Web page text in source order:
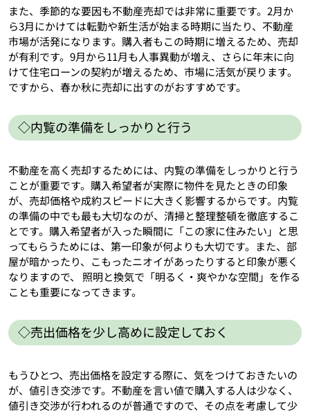
また、季節的な要因も不動産売却では非常に重要です。2月か
ら3月にかけては転勤や新生活が始まる時期に当たり、不動産
市場が活発になります。購入者もこの時期に増えるため、売却
が有利です。9月から11月も人事異動が増え、さらに年末に向
けて住宅ローンの契約が増えるため、市場に活気が戻ります。
ですから、春か秋に売却に出すのがおすすめです。
◇内覧の準備をしっかりと行う
不動産を高く売却するためには、内覧の準備をしっかりと行う
ことが重要です。購入希望者が実際に物件を見たときの印象
が、売却価格や成約スピードに大きく影響するからです。内覧
の準備の中でも最も大切なのが、清掃と整理整頓を徹底するこ
とです。購入希望者が入った瞬間に「この家に住みたい」と思
ってもらうためには、第一印象が何よりも大切です。また、部
屋が暗かったり、こもったニオイがあったりすると印象が悪く
なりますので、 照明と換気で「明るく・爽やかな空間」を作る
ことも重要になってきます。
◇売出価格を少し高めに設定しておく
もうひとつ、売出価格を設定する際に、気をつけておきたいの
が、値引き交渉です。不動産を言い値で購入する人は少なく、
値引き交渉が行われるのが普通ですので、その点を考慮して少